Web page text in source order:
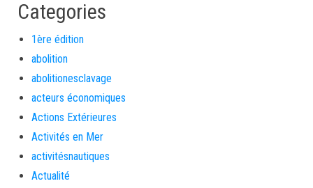
Categories
1ère édition
abolition
abolitionesclavage
acteurs économiques
Actions Extérieures
Activités en Mer
activitésnautiques
Actualité